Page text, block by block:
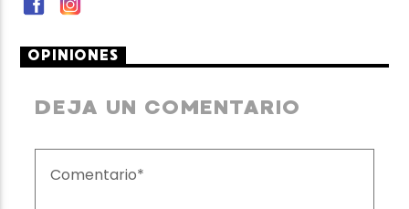
OPINIONES
DEJA UN COMENTARIO